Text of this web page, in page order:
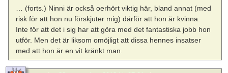
… (forts.) Ninni är också oerhört viktig här, bland annat (med
risk för att hon nu förskjuter mig) därför att hon är kvinna.
Inte för att det i sig har att göra med det fantastiska jobb hon
utför. Men det är liksom omöjligt att dissa hennes insatser
med att hon är en vit kränkt man.